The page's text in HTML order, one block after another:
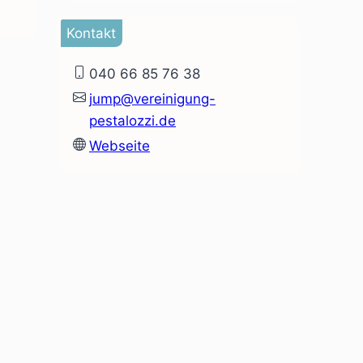
Kontakt
040 66 85 76 38
jump@vereinigung-
pestalozzi.de
Webseite